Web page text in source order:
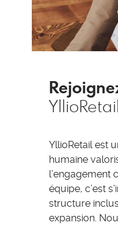
YllioRetail est
humaine
l’engagement
équipe, c’est
structure
expansion.